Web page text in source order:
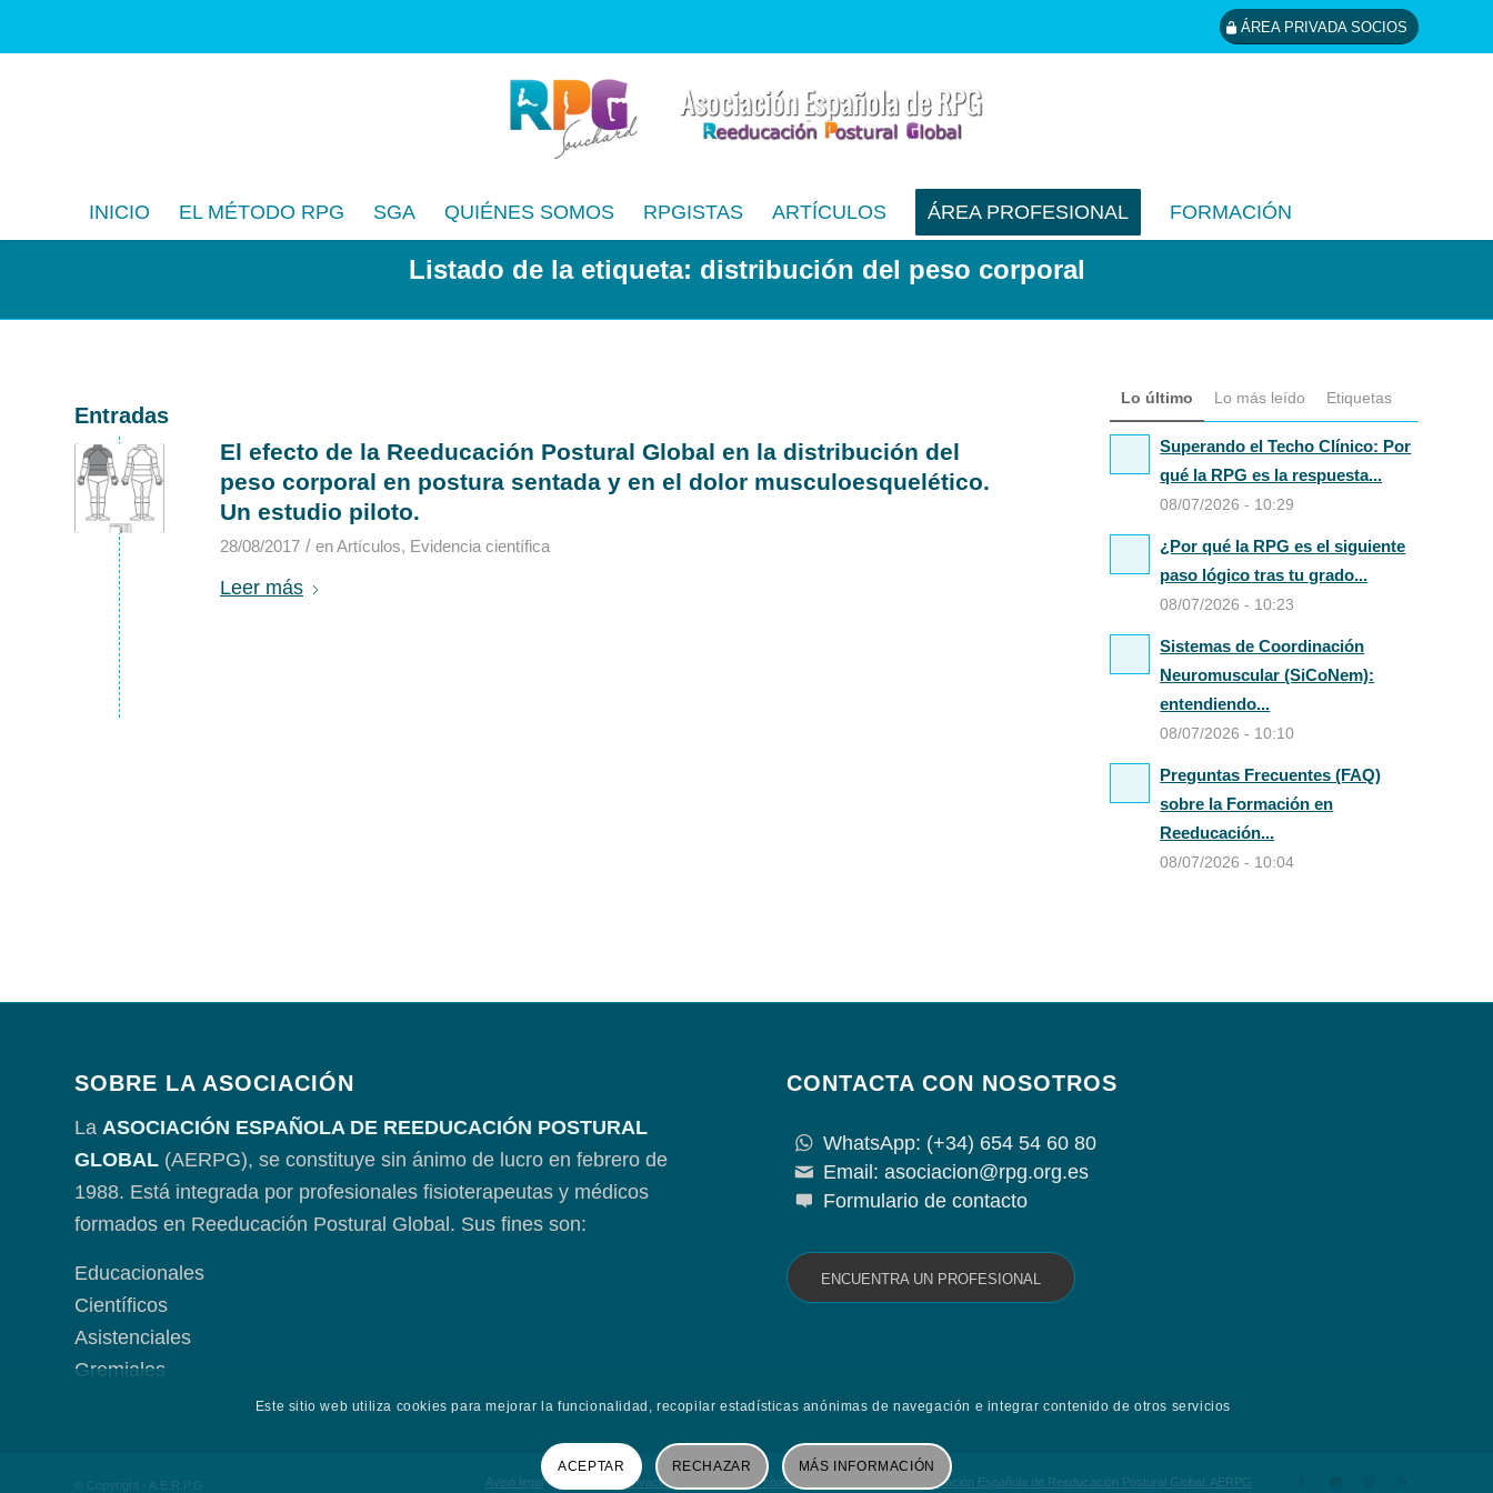
ÁREA PRIVADA SOCIOS
INICIO EL MÉTODO RPG SGA QUIÉNES SOMOS RPGISTAS ARTÍCULOS ÁREA PROFESIONAL FORMACIÓN
Listado de la etiqueta: distribución del peso corporal
Entradas
El efecto de la Reeducación Postural Global en la distribución del
peso corporal en postura sentada y en el dolor musculoesquelético.
Un estudio piloto.
28/08/2017 / enArtículos, Evidencia científica
Leer más
Lo último Lo más leído Etiquetas
Superando el Techo Clínico: Por
qué la RPG es la respuesta...
08/07/2026 - 10:29
¿Por qué la RPG es el siguiente
paso lógico tras tu grado...
08/07/2026 - 10:23
Sistemas de Coordinación
Neuromuscular (SiCoNem):
entendiendo...
08/07/2026 - 10:10
Preguntas Frecuentes (FAQ)
sobre la Formación en
Reeducación...
08/07/2026 - 10:04
SOBRE LA ASOCIACIÓN
La ASOCIACIÓN ESPAÑOLA DE REEDUCACIÓN POSTURAL
GLOBAL (AERPG), se constituye sin ánimo de lucro en febrero de
1988. Está integrada por profesionales fisioterapeutas y médicos
formados en Reeducación Postural Global. Sus fines son:
Educacionales
Científicos
Asistenciales
Gremiales
CONTACTA CON NOSOTROS
WhatsApp: (+34) 654 54 60 80
Email: asociacion@rpg.org.es
Formulario de contacto
ENCUENTRA UN PROFESIONAL
© Copyright - A.E.R.P.G. Aviso legal Política de privacidad Política de cookies Contacta con la Asociación Española de Reeducación Postural Global. AERPG
Este sitio web utiliza cookies para mejorar la funcionalidad, recopilar estadísticas anónimas de navegación e integrar contenido de otros servicios
ACEPTAR RECHAZAR MÁS INFORMACIÓN